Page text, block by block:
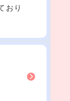
おり